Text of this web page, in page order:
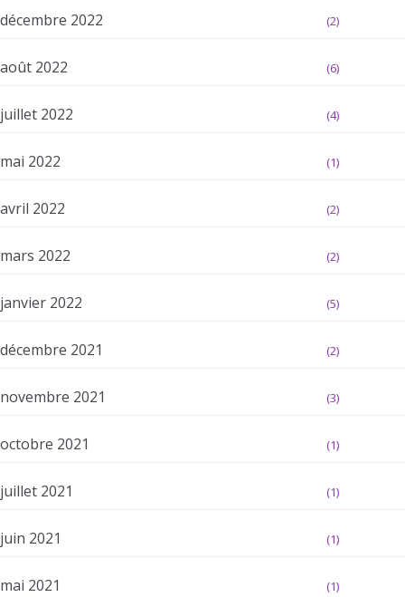
décembre 2022 (2)
août 2022 (6)
juillet 2022 (4)
mai 2022 (1)
avril 2022 (2)
mars 2022 (2)
janvier 2022 (5)
décembre 2021 (2)
novembre 2021 (3)
octobre 2021 (1)
juillet 2021 (1)
juin 2021 (1)
mai 2021 (1)